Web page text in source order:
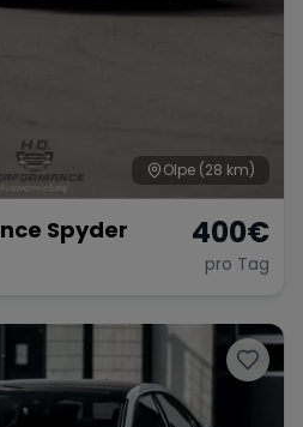
Olpe (28 km)
Spyder 400€
pro Tag